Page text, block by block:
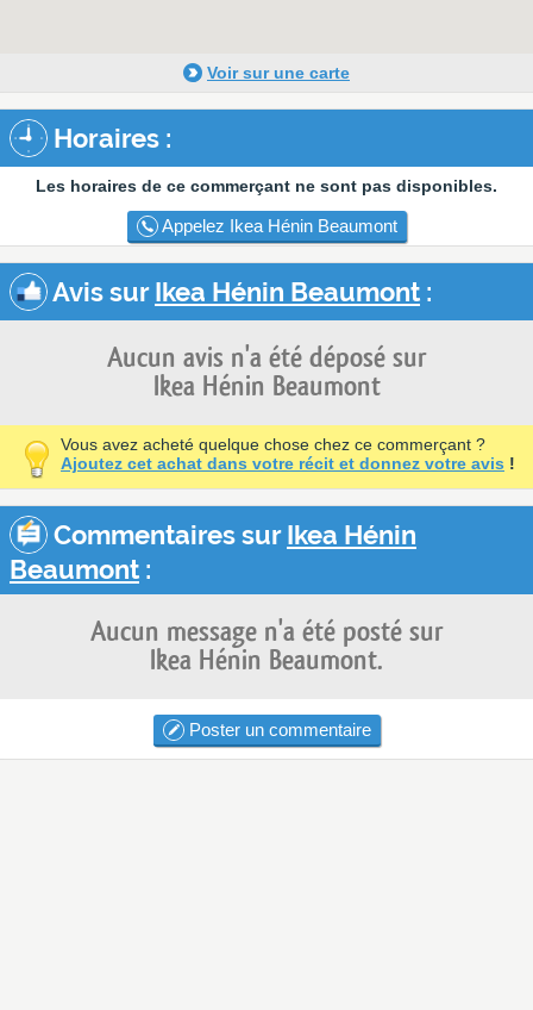
Voir sur une carte
Horaires :
Les horaires de ce commerçant ne sont pas disponibles.
Appelez Ikea Hénin Beaumont
Avis surIkea Hénin Beaumont :
Aucun avis n'a été déposé sur
Ikea Hénin Beaumont
Vous avez acheté quelque chose chez ce commerçant ?
Ajoutez cet achat dans votre récit et donnez votre avis !
Commentaires surIkea Hénin
Beaumont :
Aucun message n'a été posté sur
Ikea Hénin Beaumont.
Poster un commentaire